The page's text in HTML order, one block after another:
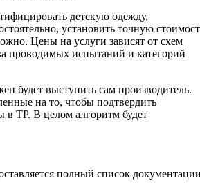
детскую одежду,
установить точную
Цены на услуги зависят от схем
проводимых испытаний и категорий
будет выступить сам производитель.
на то, чтобы подтвердить
в ТР. В целом алгоритм будет
полный список